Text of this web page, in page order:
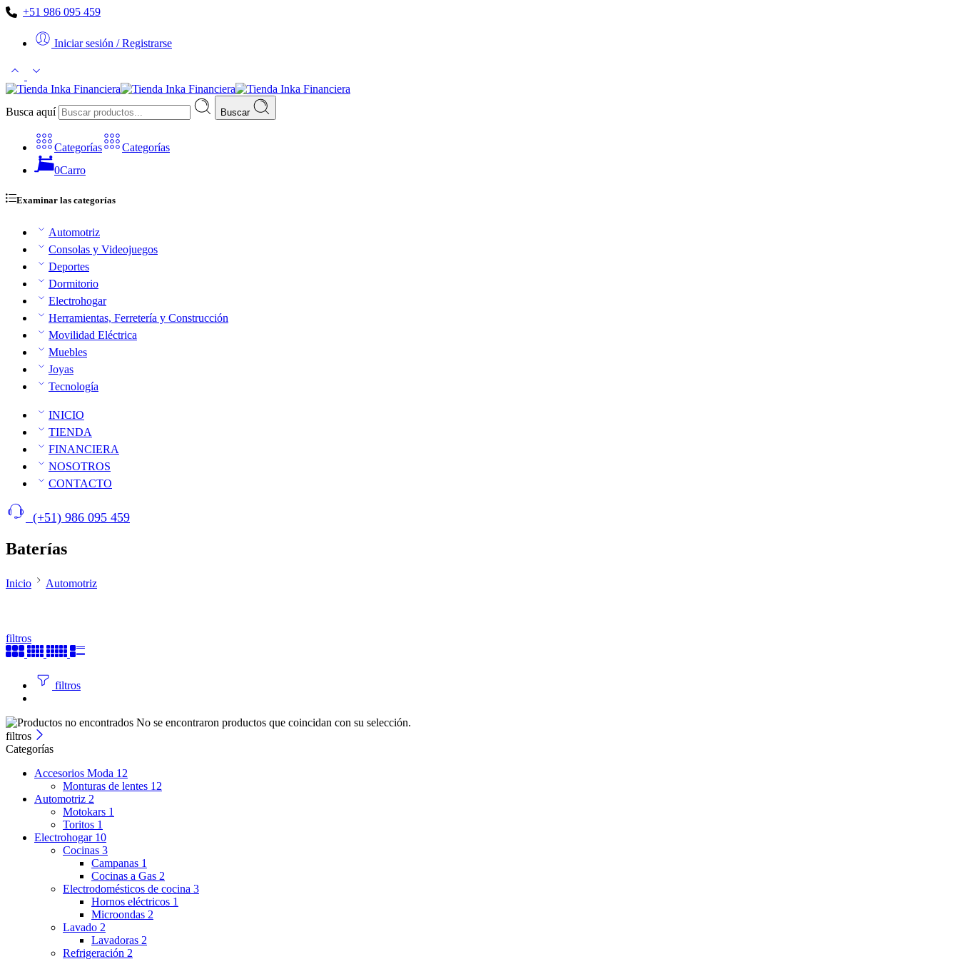
+51 986 095 459
Iniciar sesión / Registrarse
Busca aquí Buscar
Categorías
Categorías
0Carro
Examinar las categorías
Automotriz
Consolas y Videojuegos
Deportes
Dormitorio
Electrohogar
Herramientas, Ferretería y Construcción
Movilidad Eléctrica
Muebles
Joyas
Tecnología
INICIO
TIENDA
FINANCIERA
NOSOTROS
CONTACTO
(+51) 986 095 459
Baterías
Inicio Automotriz
filtros
filtros
No se encontraron productos que coincidan con su selección.
filtros
Categorías
Accesorios Moda 12
Monturas de lentes 12
Automotriz 2
Motokars 1
Toritos 1
Electrohogar 10
Cocinas 3
Campanas 1
Cocinas a Gas 2
Electrodomésticos de cocina 3
Hornos eléctricos 1
Microondas 2
Lavado 2
Lavadoras 2
Refrigeración 2